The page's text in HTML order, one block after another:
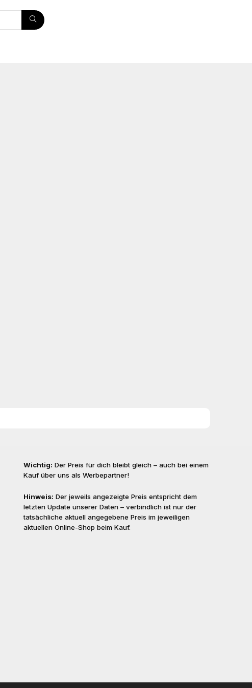
Wichtig: Der Preis für dich bleibt gleich – auch bei einem
Kauf über uns als Werbepartner!
Hinweis: Der jeweils angezeigte Preis entspricht dem
letzten Update unserer Daten – verbindlich ist nur der
tatsächliche aktuell angegebene Preis im jeweiligen
aktuellen Online-Shop beim Kauf.